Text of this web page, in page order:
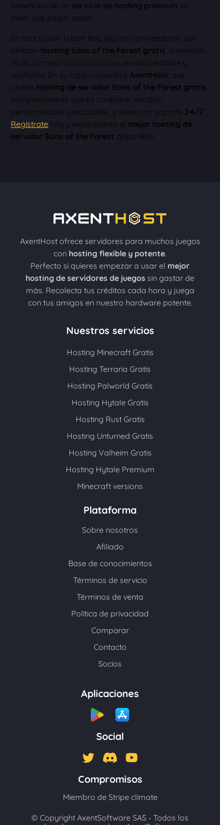
beneficios de un servicio de hosting premium sin
tener que pagar nada.
En conclusión, si bien hay algunos proveedores que
ofrecen hosting Sons of the Forest gratis, a menudo
no es la mejor opción para un servidor estable y
confiable. En su lugar, considera AxentHost, que
ofrece hosting de servidor Sons of the Forest gratis
completamente que es confiable, estable,
personalizable y escalable, y viene con soporte 24/7.
Regístrate hoy y experimenta el mejor hosting de
servidor Sons of the Forest disponible.
AxentHost ofrece servidores para muchos juegos
con hosting flexible y potente.
Perfecto si quieres empezar a usar el mejor
hosting de servidores de juegos sin gastar de
más. Recolecta tus créditos cada hora y juega
con tus amigos en nuestro hardware potente.
Nuestros servicios
Hosting Minecraft Gratis
Hosting Terraria Gratis
Hosting Palworld Gratis
Hosting Hytale Gratis
Hosting Rust Gratis
Hosting Unturned Gratis
Hosting Valheim Gratis
Hosting Hytale Premium
Minecraft versions
Plataforma
Sobre nosotros
Afiliado
Base de conocimientos
Términos de servicio
Términos de venta
Política de privacidad
Comparar
Contacto
Socios
Aplicaciones
Social
Compromisos
Miembro de Stripe climate
© Copyright AxentSoftware SAS - Todos los